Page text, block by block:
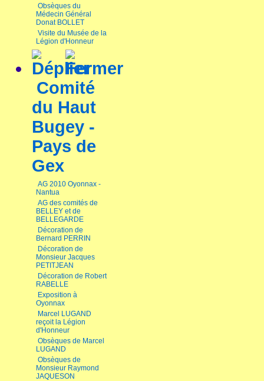
Obsèques du
Médecin Général
Donat BOLLET
Visite du Musée de la
Légion d'Honneur
Comité
du Haut
Bugey -
Pays de
Gex
AG 2010 Oyonnax -
Nantua
AG des comités de
BELLEY et de
BELLEGARDE
Décoration de
Bernard PERRIN
Décoration de
Monsieur Jacques
PETITJEAN
Décoration de Robert
RABELLE
Exposition à
Oyonnax
Marcel LUGAND
reçoit la Légion
d'Honneur
Obsèques de Marcel
LUGAND
Obsèques de
Monsieur Raymond
JAQUESON